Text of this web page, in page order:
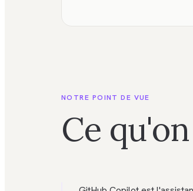
NOTRE POINT DE VUE
Ce